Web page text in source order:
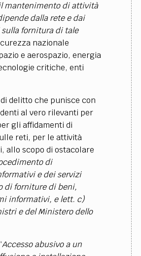
mantenimento di attività
dalla rete e dai
fornitura di tale
nazionale
e aerospazio, energia
critiche, enti
delitto che punisce con
al vero rilevanti per
gli affidamenti di
reti, per le attività
allo scopo di ostacolare
di
e dei servizi
di forniture di beni,
informativi, e lett. c)
e del Ministero dello
Accesso abusivo a un